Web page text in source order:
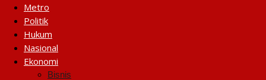
Metro
Politik
Hukum
Nasional
Ekonomi
Bisnis